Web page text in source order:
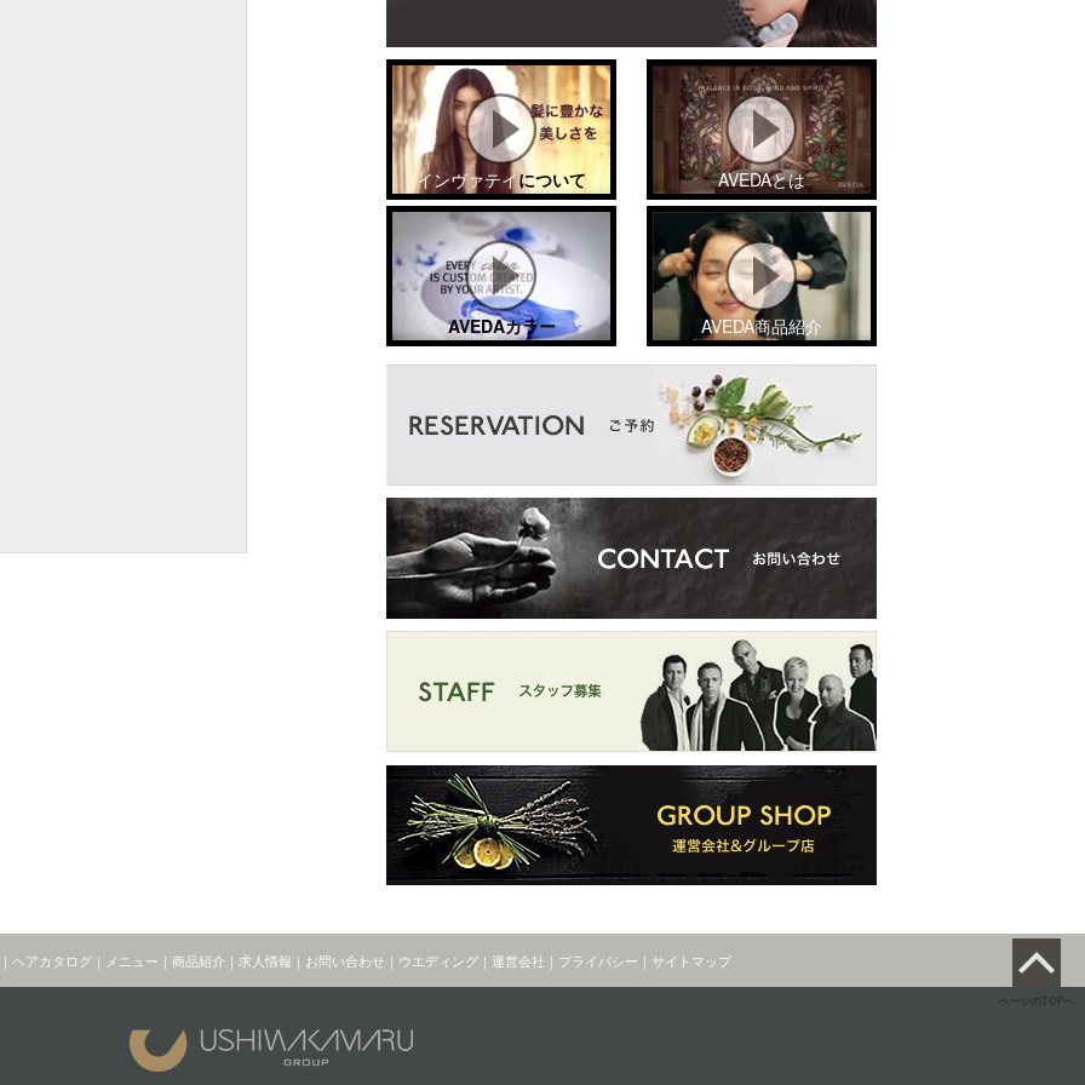
インヴァテイについて AVEDAとは
AVEDAカラー AVEDA商品紹介
｜ ヘアカタログ｜ メニュー ｜ 商品紹介 ｜ 求人情報 ｜ お問い合わせ｜ ウエディング｜ 運営会社 ｜ プライバシー ｜ サイトマップ